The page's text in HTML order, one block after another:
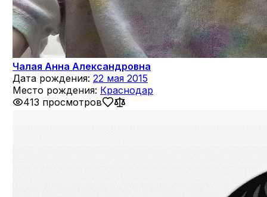
Чалая Анна Александровна
Дата рождения: 22 мая 2015
Место рождения: Краснодар
413 просмотров